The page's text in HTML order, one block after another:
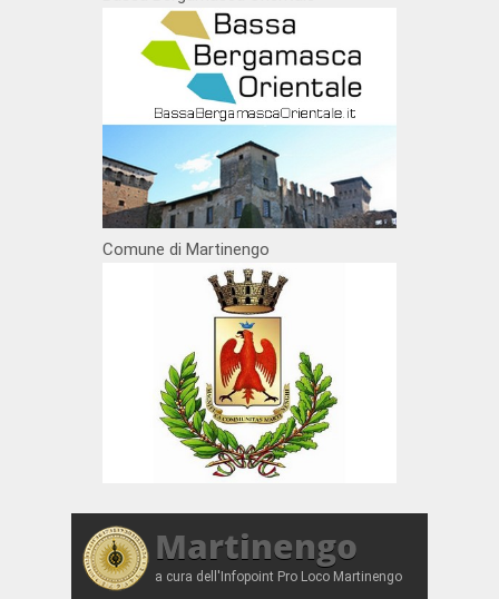
Comune di Martinengo
Martinengo
a cura dell'Infopoint Pro Loco Martinengo